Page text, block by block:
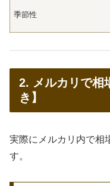
季節性
2. メルカリで相
き】
実際にメルカリ内で相
す。